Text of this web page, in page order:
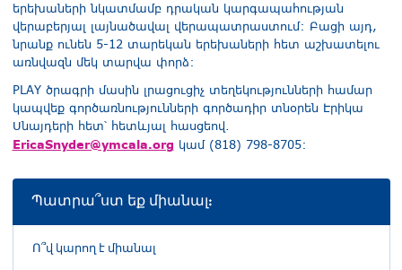
երեխաների նկատմամբ դրական կարգապահության
վերաբերյալ լայնածավալ վերապատրաստում: Բացի այդ,
նրանք ունեն 5-12 տարեկան երեխաների հետ աշխատելու
առնվազն մեկ տարվա փորձ:
PLAY ծրագրի մասին լրացուցիչ տեղեկությունների համար
կապվեք գործառնությունների գործադիր տնօրեն Էրիկա
Սնայդերի հետ՝ հետևյալ հասցեով.
EricaSnyder@ymcala.org կամ (818) 798-8705:
Պատրա՞ստ եք միանալ:
Ո՞վ կարող է միանալ